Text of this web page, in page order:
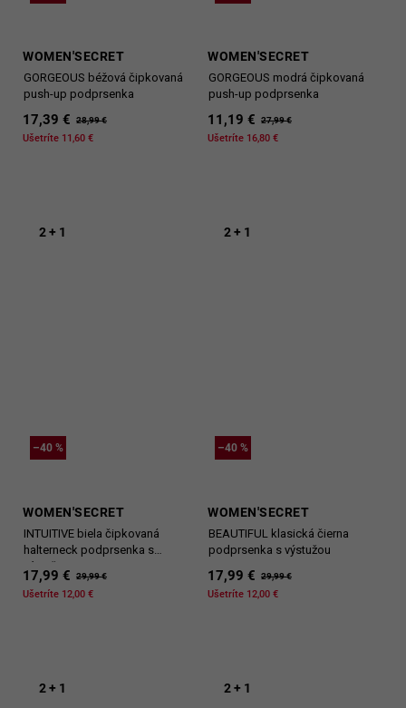
WOMEN'SECRET
GORGEOUS béžová čipkovaná
push-up podprsenka
17,39 € 28,99 €
Ušetríte 11,60 €
WOMEN'SECRET
GORGEOUS modrá čipkovaná
push-up podprsenka
11,19 € 27,99 €
Ušetríte 16,80 €
2 + 1
–40 %
WOMEN'SECRET
INTUITIVE biela čipkovaná
halterneck podprsenka s
výstužou
17,99 € 29,99 €
Ušetríte 12,00 €
2 + 1
–40 %
WOMEN'SECRET
BEAUTIFUL klasická čierna
podprsenka s výstužou
17,99 € 29,99 €
Ušetríte 12,00 €
2 + 1 2 + 1